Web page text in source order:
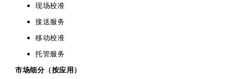
现场校准
接送服务
移动校准
托管服务
市场细分（按应用）